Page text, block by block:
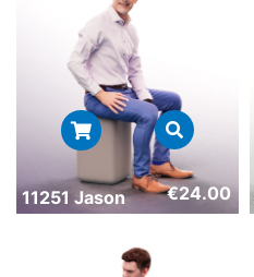
11251 Jason €24.00